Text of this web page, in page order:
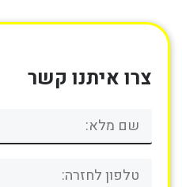
צרו איתנו קשר